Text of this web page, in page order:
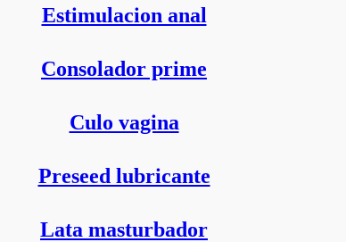
Estimulacion anal
Consolador prime
Culo vagina
Preseed lubricante
Lata masturbador